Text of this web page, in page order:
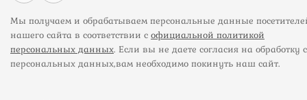
Мы получаем и обрабатываем персональные данные
нашего сайта в соответствии с официальной политикой
персональных данных. Если вы не даете согласия на обработку
персональных данных,вам необходимо покинуть наш сайт.